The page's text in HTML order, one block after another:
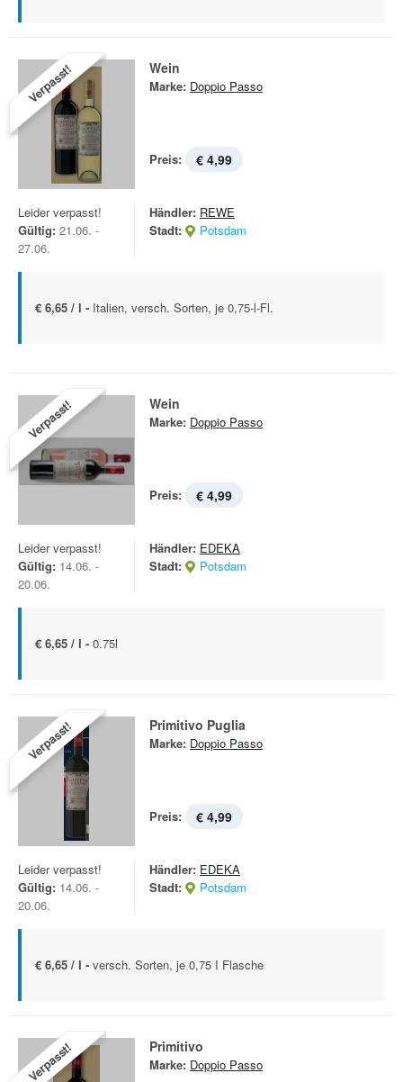
Verpasst! Wein
Marke: Doppio Passo
Preis: € 4,99
Leider verpasst!
Gültig: 21.06. -
27.06.
Händler: REWE
Stadt:
Potsdam
€ 6,65 / l - Italien, versch. Sorten, je 0,75-l-Fl.
Verpasst! Wein
Marke: Doppio Passo
Preis: € 4,99
Leider verpasst!
Gültig: 14.06. -
20.06.
Händler: EDEKA
Stadt:
Potsdam
€ 6,65 / l - 0.75l
Verpasst! Primitivo Puglia
Marke: Doppio Passo
Preis: € 4,99
Leider verpasst!
Gültig: 14.06. -
20.06.
Händler: EDEKA
Stadt:
Potsdam
€ 6,65 / l - versch. Sorten, je 0,75 I Flasche
Verpasst! Primitivo
Marke: Doppio Passo